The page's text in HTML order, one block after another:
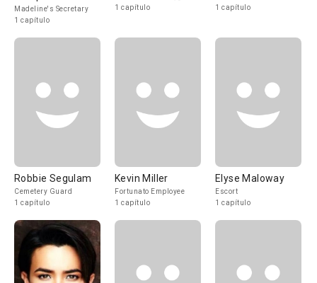
Madeline's Secretary
1 capítulo
1 capítulo
1 capítulo
Robbie Segulam
Cemetery Guard
1 capítulo
Kevin Miller
Fortunato Employee
1 capítulo
Elyse Maloway
Escort
1 capítulo